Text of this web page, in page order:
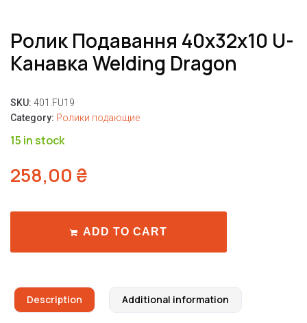
Ролик Подавання 40x32x10 U-
Канавка Welding Dragon
SKU: 401.FU19
Category: Ролики подающие
15 in stock
258,00 ₴
ADD TO CART
Description Additional information